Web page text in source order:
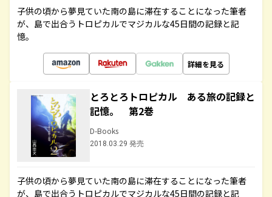
子供の頃から夢見ていた南の島に滞在することになった筆者
が、島で出合うトロピカルでマジカルな45日間の記録と記
憶。
詳細を見る
とろとろトロピカル ある旅の記録と
記憶。 第2巻
D-Books
2018.03.29 発売
子供の頃から夢見ていた南の島に滞在することになった筆者
が、島で出合うトロピカルでマジカルな45日間の記録と記